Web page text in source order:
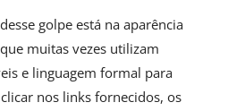
golpe está na aparência
muitas vezes utilizam
e linguagem formal para
nos links fornecidos, os